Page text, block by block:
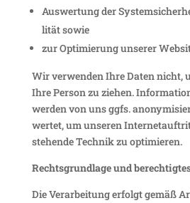
Auswer­tung der
lität sowie
zur Opti­mie­rung unserer
Wir verwenden Ihre Daten nicht,
Ihre Person zu ziehen.
werden von uns ggfs.
wertet, um unseren
ste­hende Technik zu optimieren.
Rechts­grund­lage und
Die Verar­bei­tung erfolgt gemäß